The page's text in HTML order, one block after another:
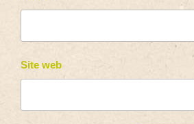
Site web